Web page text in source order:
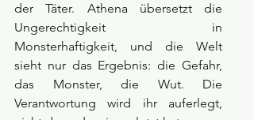
der Täter. Athena übersetzt die
Ungerechtigkeit in
Monsterhaftigkeit, und die Welt
sieht nur das Ergebnis: die Gefahr,
das Monster, die Wut. Die
Verantwortung wird ihr auferlegt,